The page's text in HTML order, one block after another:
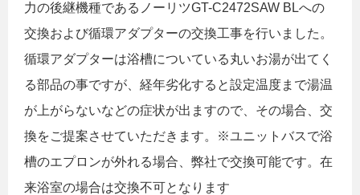
力の後継機種であるノーリツGT-C2472SAW BLへの
交換および循環アダプターの交換工事を行いました。
循環アダプターは浴槽についている丸いお湯が出てく
る部品の事ですが、経年劣化すると設定温度まで湯温
が上がらないなどの症状が出ますので、その場合、交
換をご提案させていただきます。※ユニットバスで浴
槽のエプロンが外れる場合、弊社で交換可能です。在
来浴室の場合は交換不可となります